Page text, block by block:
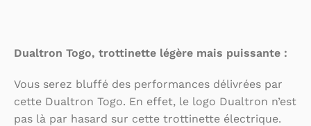
Dualtron Togo, trottinette légère mais puissante :
Vous serez bluffé des performances délivrées par
cette Dualtron Togo. En effet, le logo Dualtron n’est
pas là par hasard sur cette trottinette électrique.